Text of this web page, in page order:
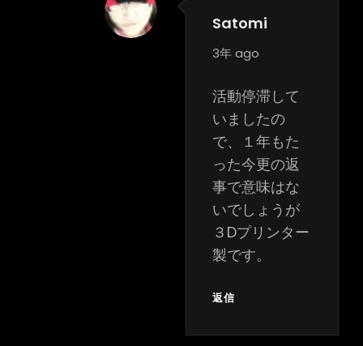
Satomi
says:
3年 ago
活動停滞して
いましたの
で、１年もた
った今更の返
事で意味はな
いでしょうが
３Dプリンター
製です。
返信